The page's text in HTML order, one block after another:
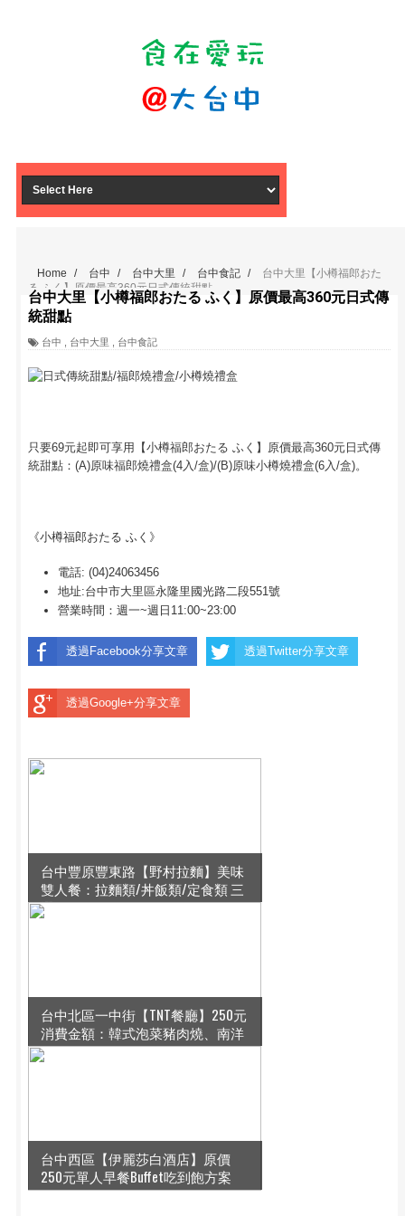
Home / 台中 / 台中大里 / 台中食記 /
台中大里【小樽福郎おた
る ふく】原價最高360元日式傳統甜點
台中大里【小樽福郎おたる ふく】原價最高360元日式傳
統甜點
台中 台中大里 台中食記
只要69元起即可享用【小樽福郎おたる ふく】原價最高360元日式傳
統甜點：(A)原味福郎燒禮盒(4入/盒)/(B)原味小樽燒禮盒(6入/盒)。
《小樽福郎おたる ふく》
電話: (04)24063456
地址:台中市大里區永隆里國光路二段551號
營業時間：週一~週日11:00~23:00
透過Facebook分享文章 透過Twitter分享文章
透過Google+分享文章
台中豐原豐東路【野村拉麵】美味
雙人餐：拉麵類/丼飯類/定食類 三
選二 ...
台中北區一中街【TNT餐廳】250元
消費金額：韓式泡菜豬肉燒、南洋
台中西區【伊麗莎白酒店】原價
250元單人早餐Buffet吃到飽方案